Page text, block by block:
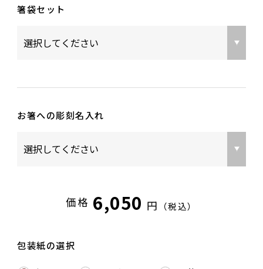
箸袋セット
お箸への彫刻名入れ
価格 6,050 円 （税込）
包装紙の選択